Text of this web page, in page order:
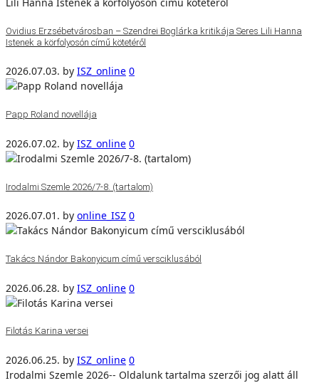
Ovidius Erzsébetvárosban – Szendrei Boglárka kritikája Seres Lili Hanna
Istenek a körfolyosón című kötetéről
2026.07.03. by ISZ_online 0
Papp Roland novellája
2026.07.02. by ISZ_online 0
Irodalmi Szemle 2026/7-8. (tartalom)
2026.07.01. by online_ISZ 0
Takács Nándor Bakonyicum című versciklusából
2026.06.28. by ISZ_online 0
Filotás Karina versei
2026.06.25. by ISZ_online 0
Irodalmi Szemle 2026-- Oldalunk tartalma szerzői jog alatt áll